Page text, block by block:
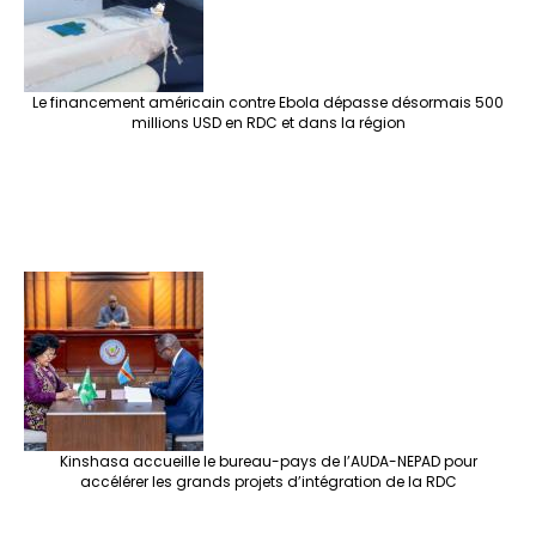
Le financement américain contre Ebola dépasse désormais 500
millions USD en RDC et dans la région
Kinshasa accueille le bureau-pays de l’AUDA-NEPAD pour
accélérer les grands projets d’intégration de la RDC